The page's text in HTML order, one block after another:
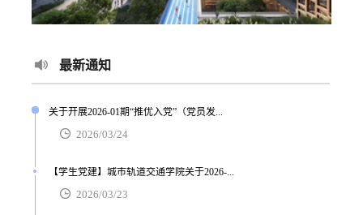
最新通知
关于开展2026-01期“推优入党”（党员发...
2026/03/24
【学生党建】城市轨道交通学院关于2026-...
2026/03/23